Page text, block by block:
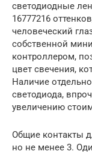
светодиодные
16777216
человеческий
собственной
контроллером,
цвет свечения,
Наличие
светодиода,
увеличению
Общие контакты
но не менее 3.